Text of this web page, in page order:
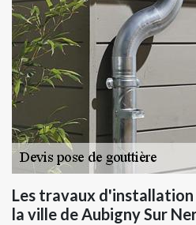
Les travaux
la ville de Aubigny Sur